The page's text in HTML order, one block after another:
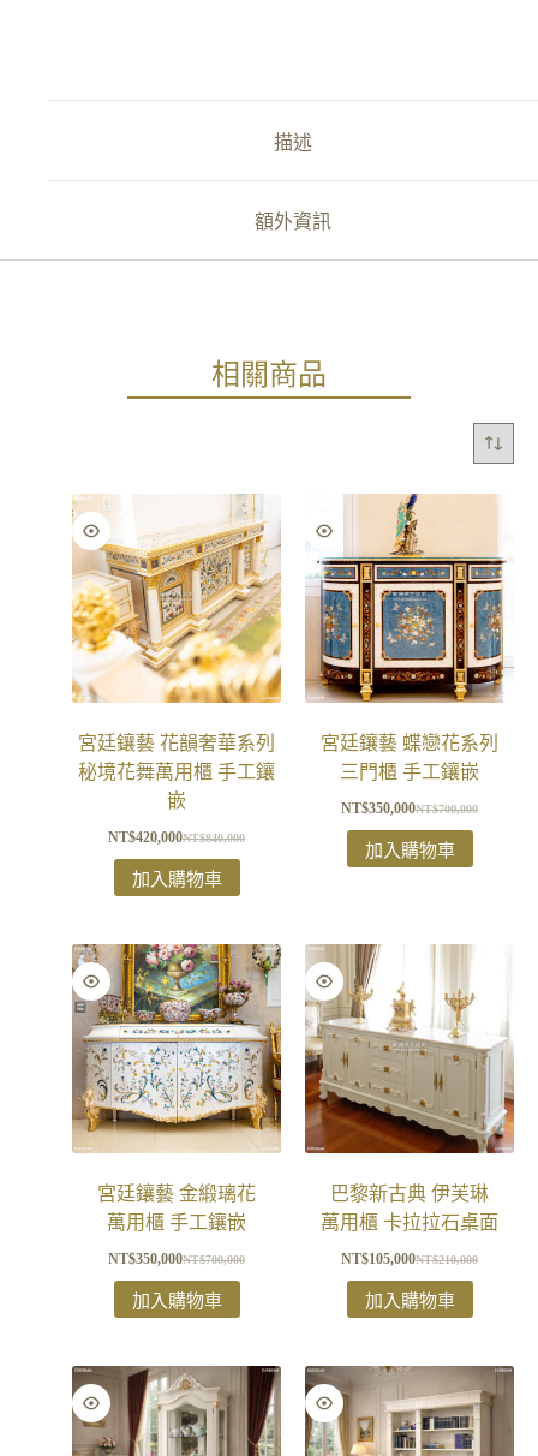
描述
額外資訊
相關商品
宮廷鑲藝 花韻奢華系列
秘境花舞萬用櫃 手工鑲
嵌
NT$840,000
NT$420,000
加入購物車
宮廷鑲藝 蝶戀花系列
三門櫃 手工鑲嵌
NT$700,000
NT$350,000
加入購物車
宮廷鑲藝 金緞璃花
萬用櫃 手工鑲嵌
NT$700,000
NT$350,000
加入購物車
巴黎新古典 伊芙琳
萬用櫃 卡拉拉石桌面
NT$210,000
NT$105,000
加入購物車